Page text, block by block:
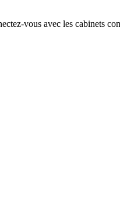
vous avec les cabinets